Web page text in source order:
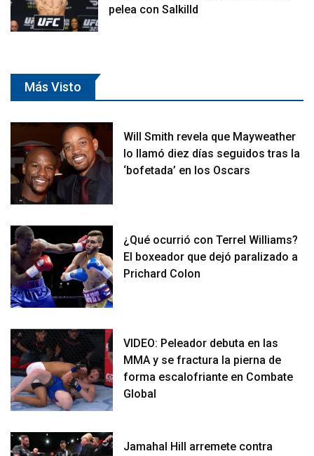
pelea con Salkilld
Más Visto
Will Smith revela que Mayweather
lo llamó diez días seguidos tras la
‘bofetada’ en los Oscars
¿Qué ocurrió con Terrel Williams?
El boxeador que dejó paralizado a
Prichard Colon
VIDEO: Peleador debuta en las
MMA y se fractura la pierna de
forma escalofriante en Combate
Global
Jamahal Hill arremete contra